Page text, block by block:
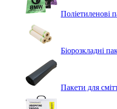
Поліетиленові
Біорозкладні
Пакети для